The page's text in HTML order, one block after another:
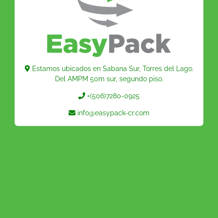
Estamos ubicados en Sabana Sur, Torres del Lago.
Del AMPM 50m sur, segundo piso.
+(506)7280-0925
info@easypack-cr.com